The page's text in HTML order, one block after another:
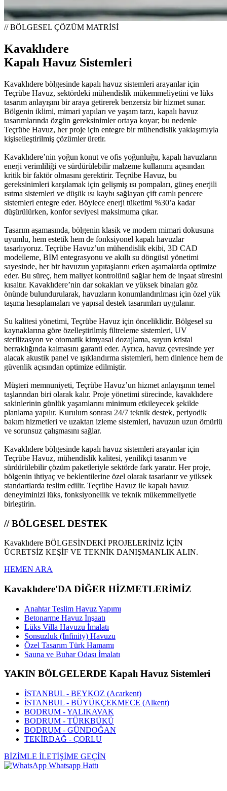
// BÖLGESEL ÇÖZÜM MATRİSİ
Kavaklıdere
Kapalı Havuz Sistemleri
Kavaklıdere bölgesinde kapalı havuz sistemleri arayanlar için
Teçrübe Havuz, sektördeki mühendislik mükemmeliyetini ve lüks
tasarım anlayışını bir araya getirerek benzersiz bir hizmet sunar.
Bölgenin iklimi, mimari yapıları ve yaşam tarzı, kapalı havuz
tasarımlarında özgün gereksinimler ortaya koyar; bu nedenle
Teçrübe Havuz, her proje için entegre bir mühendislik yaklaşımıyla
kişiselleştirilmiş çözümler üretir.
Kavaklıdere’nin yoğun konut ve ofis yoğunluğu, kapalı havuzların
enerji verimliliği ve sürdürülebilir malzeme kullanımı açısından
kritik bir faktör olmasını gerektirir. Teçrübe Havuz, bu
gereksinimleri karşılamak için gelişmiş ısı pompaları, güneş enerjili
ısıtma sistemleri ve düşük ısı kaybı sağlayan çift camlı pencere
sistemleri entegre eder. Böylece enerji tüketimi %30’a kadar
düşürülürken, konfor seviyesi maksimuma çıkar.
Tasarım aşamasında, bölgenin klasik ve modern mimari dokusuna
uyumlu, hem estetik hem de fonksiyonel kapalı havuzlar
tasarlıyoruz. Teçrübe Havuz’un mühendislik ekibi, 3D CAD
modelleme, BIM entegrasyonu ve akıllı su döngüsü yönetimi
sayesinde, her bir havuzun yapıtaşlarını erken aşamalarda optimize
eder. Bu süreç, hem maliyet kontrolünü sağlar hem de inşaat süresini
kısaltır. Kavaklıdere’nin dar sokakları ve yüksek binaları göz
önünde bulundurularak, havuzların konumlandırılması için özel yük
taşıma hesaplamaları ve yapısal destek tasarımları uygulanır.
Su kalitesi yönetimi, Teçrübe Havuz için önceliklidir. Bölgesel su
kaynaklarına göre özelleştirilmiş filtreleme sistemleri, UV
sterilizasyon ve otomatik kimyasal dozajlama, suyun kristal
berraklığında kalmasını garanti eder. Ayrıca, havuz çevresinde yer
alacak akustik panel ve ışıklandırma sistemleri, hem dinlence hem de
güvenlik açısından optimize edilmiştir.
Müşteri memnuniyeti, Teçrübe Havuz’un hizmet anlayışının temel
taşlarından biri olarak kalır. Proje yönetimi sürecinde, kavaklıdere
sakinlerinin günlük yaşamlarını minimum etkileyecek şekilde
planlama yapılır. Kurulum sonrası 24/7 teknik destek, periyodik
bakım hizmetleri ve uzaktan izleme sistemleri, havuzun uzun ömürlü
ve sorunsuz çalışmasını sağlar.
Kavaklıdere bölgesinde kapalı havuz sistemleri arayanlar için
Teçrübe Havuz, mühendislik kalitesi, yenilikçi tasarım ve
sürdürülebilir çözüm paketleriyle sektörde fark yaratır. Her proje,
bölgenin ihtiyaç ve beklentilerine özel olarak tasarlanır ve yüksek
standartlarda teslim edilir. Teçrübe Havuz ile kapalı havuz
deneyiminizi lüks, fonksiyonellik ve teknik mükemmeliyetle
birleştirin.
// BÖLGESEL DESTEK
Kavaklıdere BÖLGESİNDEKİ PROJELERİNİZ İÇİN
ÜCRETSİZ KEŞİF VE TEKNİK DANIŞMANLIK ALIN.
HEMEN ARA
Kavaklıdere'DA DİĞER HİZMETLERİMİZ
Anahtar Teslim Havuz Yapımı
Betonarme Havuz İnşaatı
Lüks Villa Havuzu İmalatı
Sonsuzluk (Infinity) Havuzu
Özel Tasarım Türk Hamamı
Sauna ve Buhar Odası İmalatı
YAKIN BÖLGELERDE Kapalı Havuz Sistemleri
İSTANBUL - BEYKOZ (Acarkent)
İSTANBUL - BÜYÜKÇEKMECE (Alkent)
BODRUM - YALIKAVAK
BODRUM - TÜRKBÜKÜ
BODRUM - GÜNDOĞAN
TEKİRDAĞ - ÇORLU
BİZİMLE İLETİŞİME GEÇİN
Whatsapp Hattı